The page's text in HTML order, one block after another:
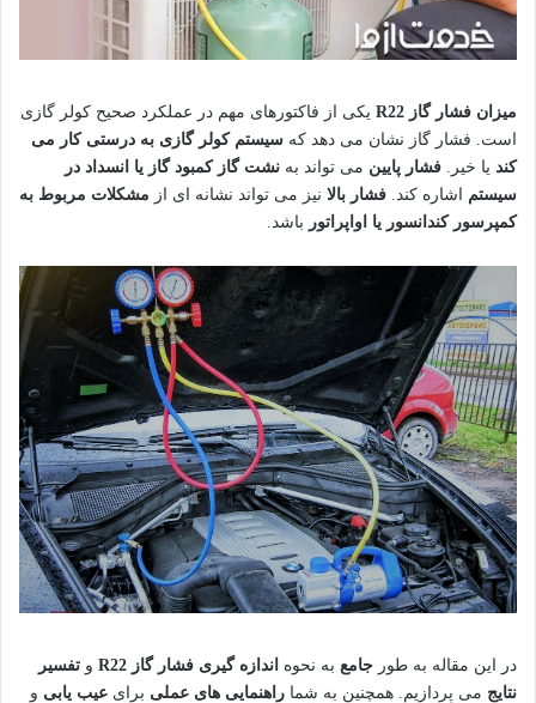
میزان فشار گاز R22
یکی از فاکتورهای مهم در عملکرد صحیح کولر گازی
است. فشار گاز نشان می دهد که سیستم کولر گازی به درستی کار می
کند یا خیر. فشار پایین می تواند به نشت گاز کمبود گاز یا انسداد در
سیستم اشاره کند. فشار بالا نیز می تواند نشانه ای از مشکلات مربوط به
کمپرسور کندانسور یا اواپراتور باشد.
در این مقاله به طور جامع به نحوه اندازه گیری فشار گاز R22 و تفسیر
نتایج می پردازیم. همچنین به شما راهنمایی های عملی برای عیب یابی و